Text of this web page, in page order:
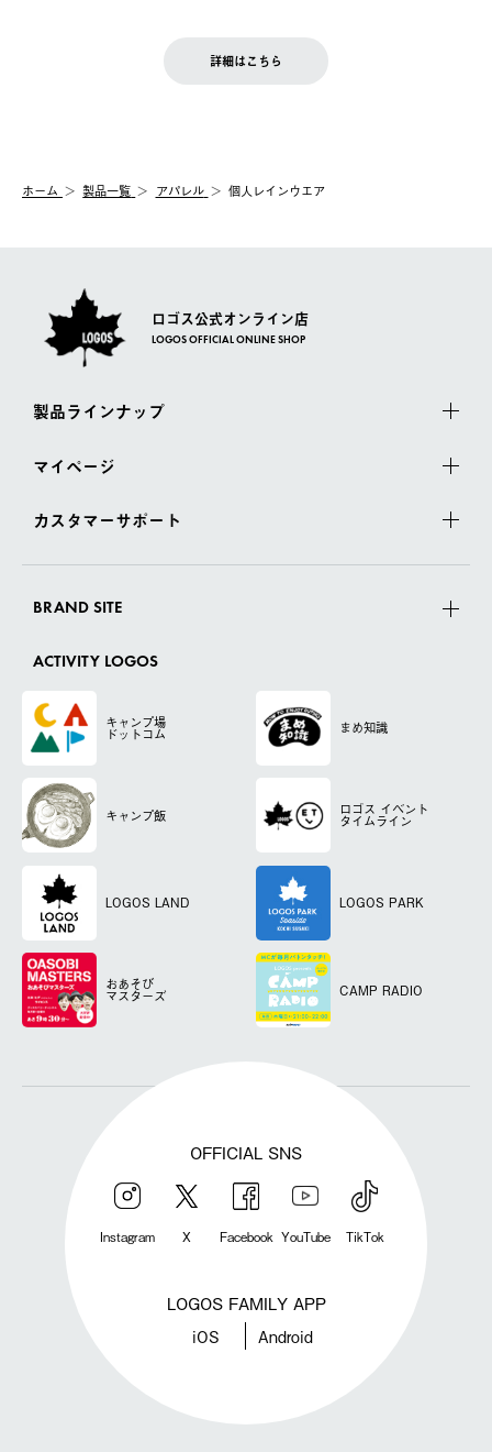
【配送業者】
佐川急便にて配送されます。
お客様都合の返品にかかる送料は、お客様ご負担とさせていただ
一度お手元の商品を返品いただき、ご希望商品を再注文してくだ
LOGOS FAMILY会員の方は、会員マイページ内 購入履歴画面に
詳細はこちら
ホーム 製品一覧 アパレル 個人レインウエア
ロゴス公式オンライン店
LOGOS OFFICIAL ONLINE SHOP
製品ラインナップ
マイページ
カスタマーサポート
BRAND SITE
ACTIVITY LOGOS
キャンプ場
ドットコム まめ知識
キャンプ飯 ロゴス イベント
タイムライン
LOGOS LAND LOGOS PARK
おあそび
マスターズ CAMP RADIO
OFFICIAL SNS
Instagram X Facebook YouTube TikTok
LOGOS FAMILY APP
iOS Android